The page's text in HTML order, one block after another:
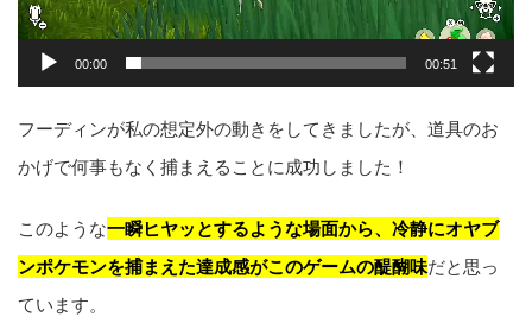
00:00 00:51
フーディンが私の想定外の動きをしてきましたが、道具のお
かげで何事もなく捕まえることに成功しました！
このような一瞬ヒヤッとするような場面から、冷静にオヤブ
ンポケモンを捕まえた達成感がこのゲームの醍醐味だと思っ
ています。